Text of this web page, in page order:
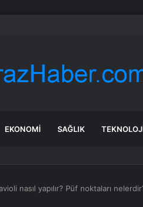
4 itfaiye eri hayatını kaybetti
EKONOMI SAĞLIK
nasıl yapılır? Püf noktaları